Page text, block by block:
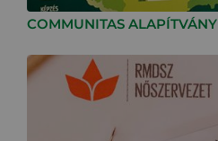
COMMUNITAS ALAPÍTVÁNY